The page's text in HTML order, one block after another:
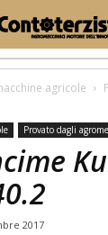
agricole
Provato dagli
2017